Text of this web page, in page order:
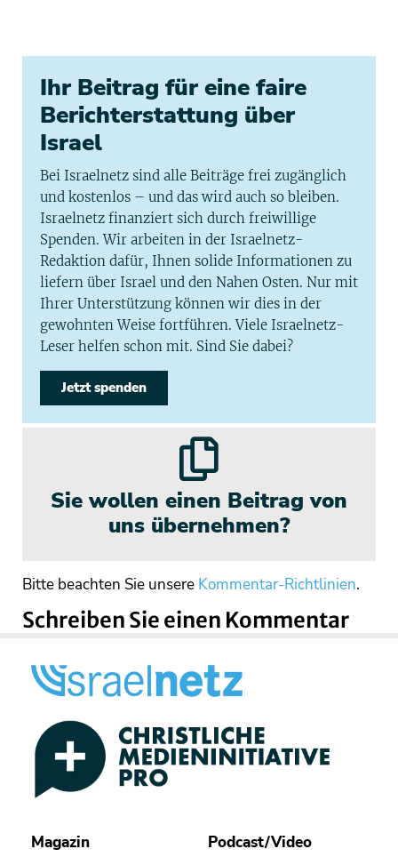
Ihr Beitrag für eine faire
Berichterstattung über
Israel
Bei Israelnetz sind alle Beiträge frei zugänglich
und kostenlos – und das wird auch so bleiben.
Israelnetz finanziert sich durch freiwillige
Spenden. Wir arbeiten in der Israelnetz-
Redaktion dafür, Ihnen solide Informationen zu
liefern über Israel und den Nahen Osten. Nur mit
Ihrer Unterstützung können wir dies in der
gewohnten Weise fortführen. Viele Israelnetz-
Leser helfen schon mit. Sind Sie dabei?
Jetzt spenden
Sie wollen einen Beitrag von
uns übernehmen?
Bitte beachten Sie unsere Kommentar-Richtlinien.
Schreiben Sie einen Kommentar
Magazin Podcast/Video